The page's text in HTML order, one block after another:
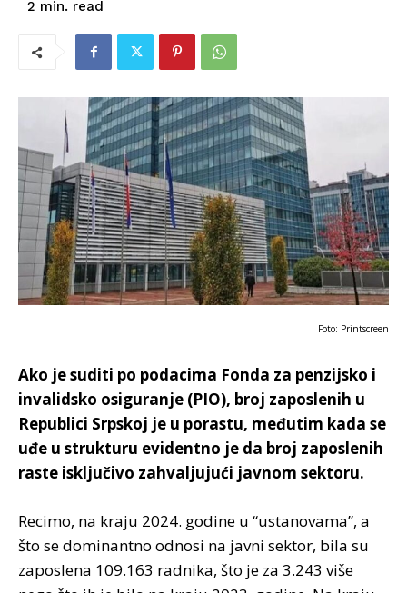
2 min. read
Foto: Printscreen
Ako je suditi po podacima Fonda za penzijsko i
invalidsko osiguranje (PIO), broj zaposlenih u
Republici Srpskoj je u porastu, međutim kada se
uđe u strukturu evidentno je da broj zaposlenih
raste isključivo zahvaljujući javnom sektoru.
Recimo, na kraju 2024. godine u “ustanovama”, a
što se dominantno odnosi na javni sektor, bila su
zaposlena 109.163 radnika, što je za 3.243 više